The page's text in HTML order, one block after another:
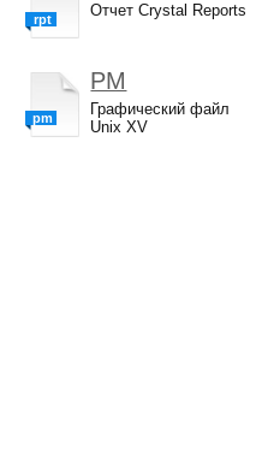
rpt Отчет Crystal Reports
pm
PM
Графический файл
Unix XV